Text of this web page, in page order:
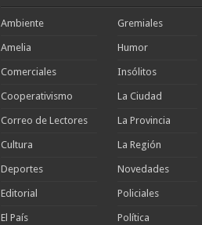
Ambiente
Amelia
Comerciales
Cooperativismo
Correo de Lectores
Cultura
Deportes
Editorial
El País
Gremiales
Humor
Insólitos
La Ciudad
La Provincia
La Región
Novedades
Policiales
Política